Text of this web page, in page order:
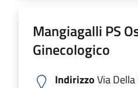
Mangiagalli PS
Ginecologico
IndirizzoVia